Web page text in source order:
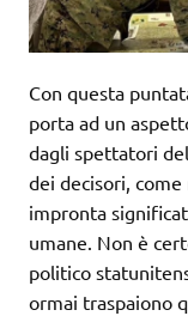
Con questa
porta ad un
dagli spettatori
dei decisori,
impronta
umane. Non è
politico
ormai traspaiono